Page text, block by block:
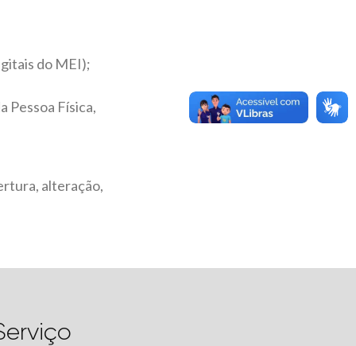
do MEI);
Pessoa Física,
alteração,